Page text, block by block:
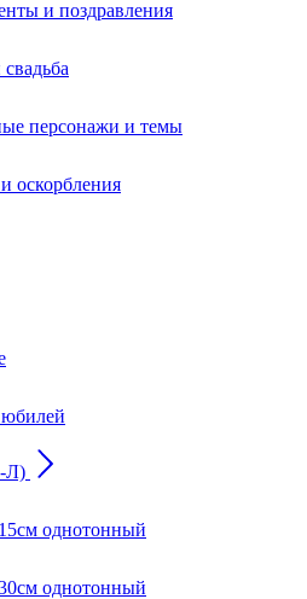
и поздравления
персонажи и темы
оскорбления
Л)
однотонный
однотонный